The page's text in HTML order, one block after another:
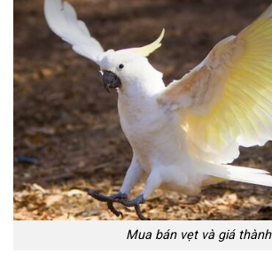
Mua bán vẹt và giá thành